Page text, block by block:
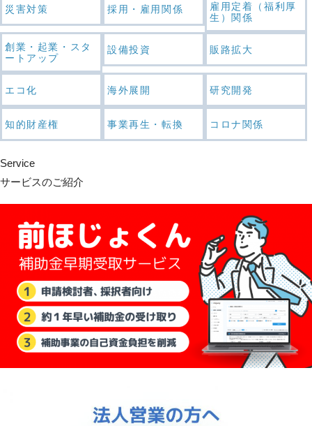
災害対策 採用・雇用関係
雇用定着（福利厚
生）関係
創業・起業・スタ
ートアップ
設備投資 販路拡大
エコ化 海外展開 研究開発
知的財産権 事業再生・転換 コロナ関係
Service
サービスのご紹介